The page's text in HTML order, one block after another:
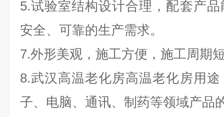
5.试验室结构设计合理，配套产
安全、可靠的生产需求。
7.外形美观，施工方便，施工周期
8.武汉高温老化房高温老化房用
子、电脑、通讯、制药等领域产品